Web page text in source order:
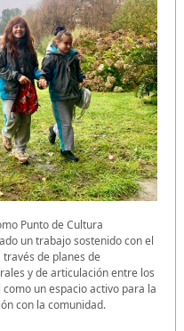
Punto de Cultura
un trabajo sostenido con el
de planes de
y de articulación entre los
un espacio activo para la
con la comunidad.